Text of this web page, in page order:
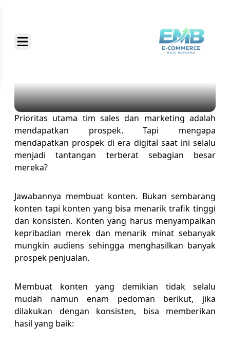
Prioritas utama tim sales dan marketing adalah
mendapatkan prospek. Tapi mengapa
mendapatkan prospek di era digital saat ini selalu
menjadi tantangan terberat sebagian besar
mereka?
Jawabannya membuat konten. Bukan sembarang
konten tapi konten yang bisa menarik trafik tinggi
dan konsisten. Konten yang harus menyampaikan
kepribadian merek dan menarik minat sebanyak
mungkin audiens sehingga menghasilkan banyak
prospek penjualan.
Membuat konten yang demikian tidak selalu
mudah namun enam pedoman berikut, jika
dilakukan dengan konsisten, bisa memberikan
hasil yang baik: